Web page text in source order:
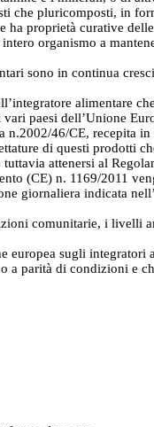
che pluricomposti, in
ha proprietà curative
organismo a
sono in continua
alimentare
paesi dell’Unione
n.2002/46/CE, recepita
di questi prodotti
attenersi al
(CE) n. 1169/2011
giornaliera indicata
comunitarie, i livelli
sugli integratori
a parità di condizioni e